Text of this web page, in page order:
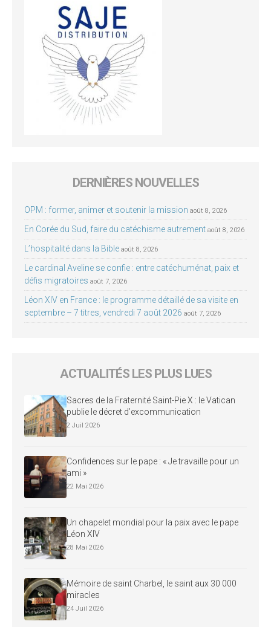
DERNIÈRES NOUVELLES
OPM : former, animer et soutenir la mission août 8, 2026
En Corée du Sud, faire du catéchisme autrement août 8, 2026
L’hospitalité dans la Bible août 8, 2026
Le cardinal Aveline se confie : entre catéchuménat, paix et
défis migratoires août 7, 2026
Léon XIV en France : le programme détaillé de sa visite en
septembre – 7 titres, vendredi 7 août 2026 août 7, 2026
ACTUALITÉS LES PLUS LUES
Sacres de la Fraternité Saint-Pie X : le Vatican
publie le décret d’excommunication
2 Juil 2026
Confidences sur le pape : « Je travaille pour un
ami »
22 Mai 2026
Un chapelet mondial pour la paix avec le pape
Léon XIV
28 Mai 2026
Mémoire de saint Charbel, le saint aux 30 000
miracles
24 Juil 2026